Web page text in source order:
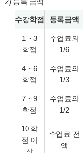
2) 등록 금액
수강학점 등록금액
1 ~ 3
학점
수업료의
1/6
4 ~ 6
학점
수업료의
1/3
7 ~ 9
학점
수업료의
1/2
10 학
점 이
상
수업료 전
액